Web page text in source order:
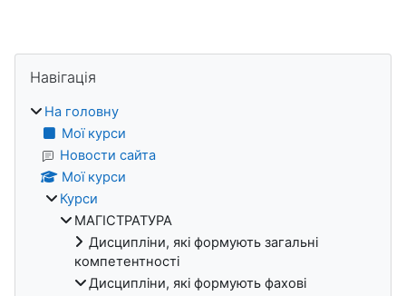
Блоки
Навігація
На головну
Мої курси
Новости сайта
Мої курси
Курси
МАГІСТРАТУРА
Дисципліни, які формують загальні
компетентності
Дисципліни, які формують фахові